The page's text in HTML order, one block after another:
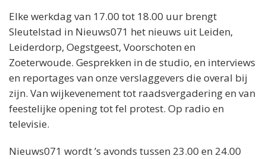
Elke werkdag van 17.00 tot 18.00 uur brengt
Sleutelstad in Nieuws071 het nieuws uit Leiden,
Leiderdorp, Oegstgeest, Voorschoten en
Zoeterwoude. Gesprekken in de studio, en interviews
en reportages van onze verslaggevers die overal bij
zijn. Van wijkevenement tot raadsvergadering en van
feestelijke opening tot fel protest. Op radio en
televisie.
Nieuws071 wordt ’s avonds tussen 23.00 en 24.00